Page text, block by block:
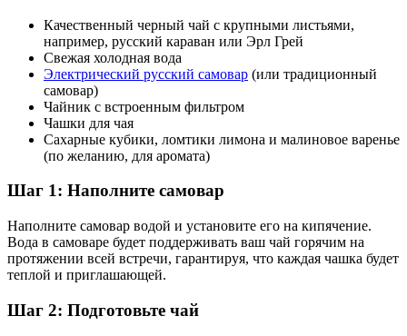
Качественный черный чай с крупными листьями,
например, русский караван или Эрл Грей
Свежая холодная вода
Электрический русский самовар (или традиционный
самовар)
Чайник с встроенным фильтром
Чашки для чая
Сахарные кубики, ломтики лимона и малиновое варенье
(по желанию, для аромата)
Шаг 1: Наполните самовар
Наполните самовар водой и установите его на кипячение.
Вода в самоваре будет поддерживать ваш чай горячим на
протяжении всей встречи, гарантируя, что каждая чашка будет
теплой и приглашающей.
Шаг 2: Подготовьте чай